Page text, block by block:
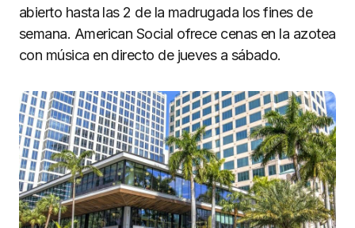
abierto hasta las 2 de la madrugada los fines de
semana. American Social ofrece cenas en la azotea
con música en directo de jueves a sábado.